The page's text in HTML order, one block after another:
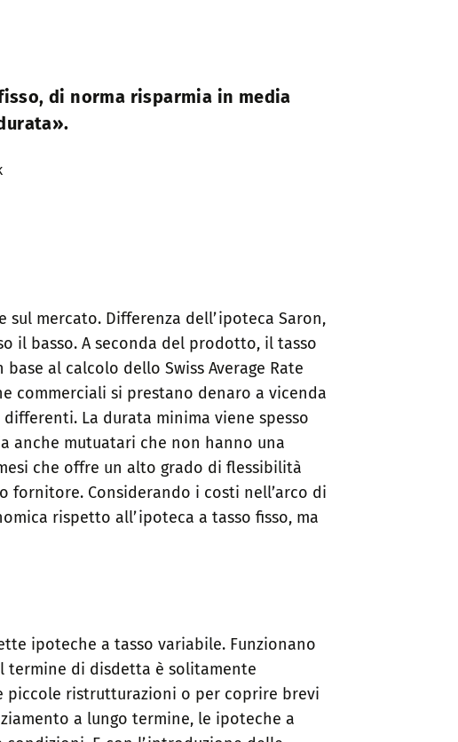
di norma risparmia in media
mercato. Differenza dell’ipoteca Saron,
il basso. A seconda del prodotto, il tasso
al calcolo dello Swiss Average Rate
commerciali si prestano denaro a vicenda
La durata minima viene spesso
mutuatari che non hanno una
che offre un alto grado di flessibilità
fornitore. Considerando i costi nell’arco di
rispetto all’ipoteca a tasso fisso, ma
ipoteche a tasso variabile. Funzionano
termine di disdetta è solitamente
piccole ristrutturazioni o per coprire brevi
a lungo termine, le ipoteche a